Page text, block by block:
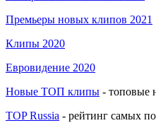
Премьеры новых клипов 2021
Клипы 2020
Евровидение 2020
Новые ТОП клипы - топовые
TOP Russia - рейтинг самых